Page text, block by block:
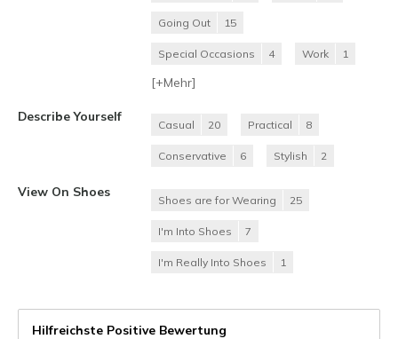
Going Out 15
Special Occasions 4 Work 1
[+Mehr]
Describe Yourself
Casual 20 Practical 8
Conservative 6 Stylish 2
View On Shoes
Shoes are for Wearing 25
I'm Into Shoes 7
I'm Really Into Shoes 1
Hilfreichste Positive Bewertung